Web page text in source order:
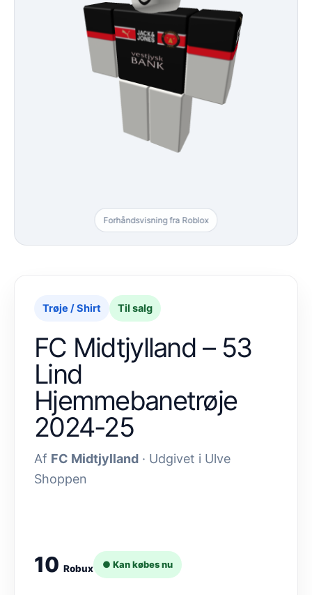
Forhåndsvisning fra Roblox
Trøje / Shirt Til salg
FC Midtjylland – 53
Lind
Hjemmebanetrøje
2024-25
Af FC Midtjylland · Udgivet i Ulve
Shoppen
10 Robux ● Kan købes nu